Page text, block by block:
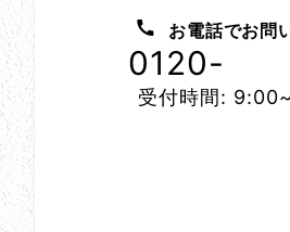
お電話でお問
0120-
受付時間: